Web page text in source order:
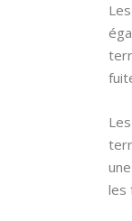
les